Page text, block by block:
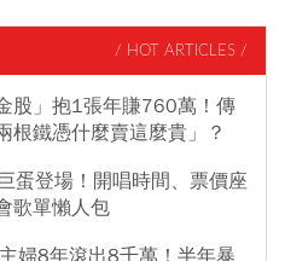
/ HOT ARTICLES /
股」抱1張年賺760萬！傳
根鐵憑什麼賣這麼貴」？
蛋登場！開唱時間、票價座
歌單懶人包